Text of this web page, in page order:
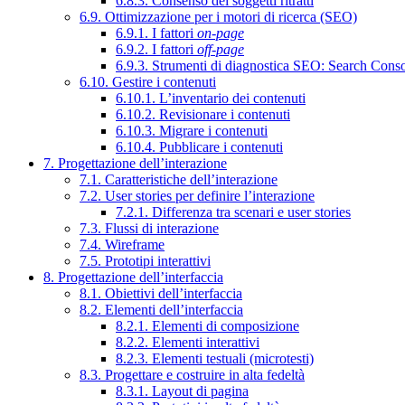
6.9. Ottimizzazione per i motori di ricerca (SEO)
6.9.1. I fattori on-page
6.9.2. I fattori off-page
6.9.3. Strumenti di diagnostica SEO: Search
6.10. Gestire i contenuti
6.10.1. L’inventario dei contenuti
6.10.2. Revisionare i contenuti
6.10.3. Migrare i contenuti
6.10.4. Pubblicare i contenuti
7. Progettazione dell’interazione
7.1. Caratteristiche dell’interazione
7.2. User stories per definire l’interazione
7.2.1. Differenza tra scenari e user stories
7.3. Flussi di interazione
7.4. Wireframe
7.5. Prototipi interattivi
8. Progettazione dell’interfaccia
8.1. Obiettivi dell’interfaccia
8.2. Elementi dell’interfaccia
8.2.1. Elementi di composizione
8.2.2. Elementi interattivi
8.2.3. Elementi testuali (microtesti)
8.3. Progettare e costruire in alta fedeltà
8.3.1. Layout di pagina